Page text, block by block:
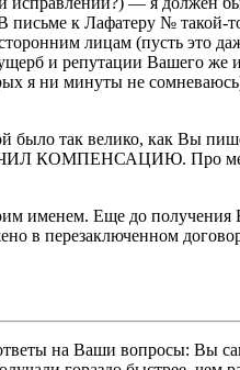
к Лафатеру № такой-
лицам (пусть это
и репутации Вашего же
я ни минуты не
так велико, как Вы
Про меня еще
именем. Еще до
в перезаключенном
на Ваши вопросы: Вы